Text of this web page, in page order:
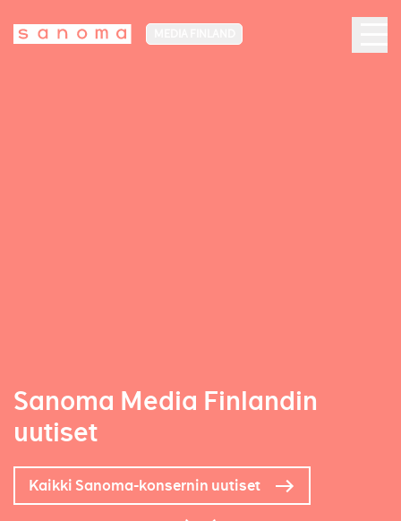
Sanoma Media Finlandin
uutiset
Kaikki Sanoma-konsernin uutiset